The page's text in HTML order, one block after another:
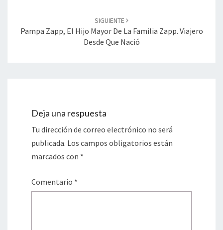
SIGUIENTE
Pampa Zapp, El Hijo Mayor De La Familia Zapp. Viajero
Desde Que Nació
Deja una respuesta
Tu dirección de correo electrónico no será
publicada. Los campos obligatorios están
marcados con *
Comentario *